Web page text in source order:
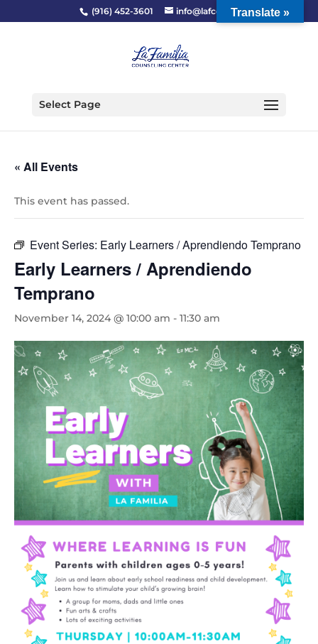
(916) 452-3601 info@lafcc.org
Select Page
« All Events
This event has passed.
Event Series: Early Learners / Aprendiendo Temprano
Early Learners / Aprendiendo
Temprano
November 14, 2024 @ 10:00 am - 11:30 am
Translate »